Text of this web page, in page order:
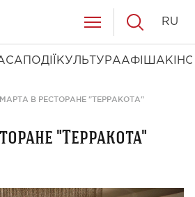
ПОДІЇ КУЛЬТУРААФІША КІНО
RU
В РЕСТОРАНЕ "ТЕРРАКОТА"
"Терракота"